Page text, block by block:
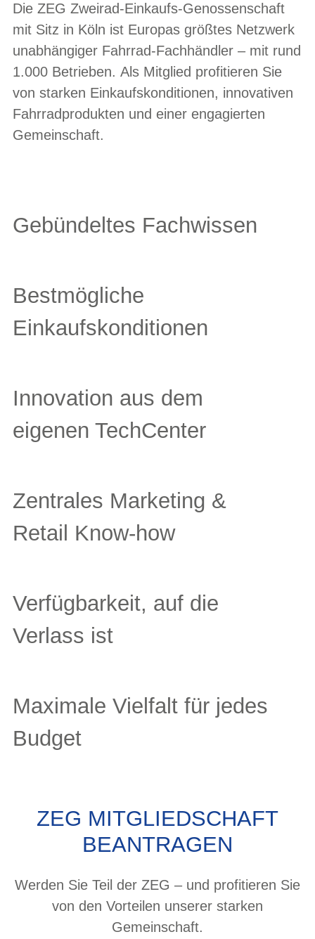
Die ZEG Zweirad-Einkaufs-Genossenschaft
mit Sitz in Köln ist Europas größtes Netzwerk
unabhängiger Fahrrad-Fachhändler – mit rund
1.000 Betrieben. Als Mitglied profitieren Sie
von starken Einkaufskonditionen, innovativen
Fahrradprodukten und einer engagierten
Gemeinschaft.
Gebündeltes Fachwissen
Bestmögliche
Einkaufskonditionen
Innovation aus dem
eigenen TechCenter
Zentrales Marketing &
Retail Know-how
Verfügbarkeit, auf die
Verlass ist
Maximale Vielfalt für jedes
Budget
ZEG MITGLIEDSCHAFT
BEANTRAGEN
Werden Sie Teil der ZEG – und profitieren Sie
von den Vorteilen unserer starken
Gemeinschaft.